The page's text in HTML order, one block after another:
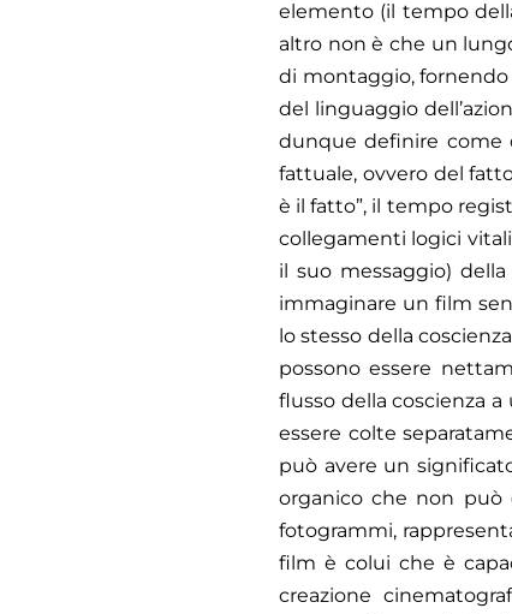
elemento (il tempo
altro non è che un
di montaggio, fornendo
del linguaggio
dunque definire come
fattuale, ovvero del
è il fatto”, il tempo
collegamenti logici
il suo messaggio)
immaginare un film
lo stesso della
possono essere
flusso della coscienza
essere colte
può avere un
organico che non può
fotogrammi,
film è colui che è
creazione